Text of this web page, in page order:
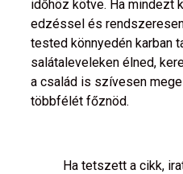
időhöz kötve. Ha mindezt
edzéssel és
tested könnyedén karban
salátaleveleken élned,
a család is szívesen
többfélét főznöd.
Ha tetszett a cikk,